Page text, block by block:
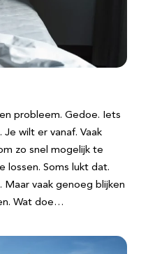
probleem. Gedoe. Iets
wilt er vanaf. Vaak
zo snel mogelijk te
lossen. Soms lukt dat.
vaak genoeg blijken
Wat doe…